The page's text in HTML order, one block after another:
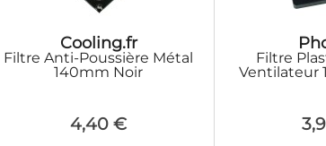
Cooling.fr
Filtre Anti-Poussière Métal
140mm Noir
4,40 €
Filtre
Ventilateur